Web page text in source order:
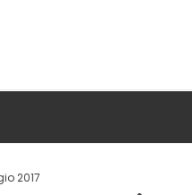
2017